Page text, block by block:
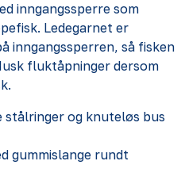
inngangssperre som
Ledegarnet er
inngangssperren, så fisken
fluktåpninger dersom
stålringer og knuteløs bus
gummislange rundt